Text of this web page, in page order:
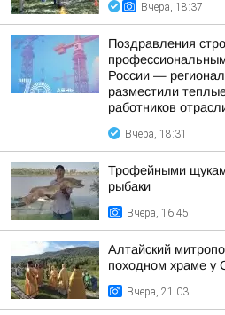
Вчера, 18:37
Поздравления
России —
разместили
работников
Вчера, 18:31
Трофейными
рыбаки
Вчера, 16:45
Алтайский
походном храме у
Вчера, 21:03